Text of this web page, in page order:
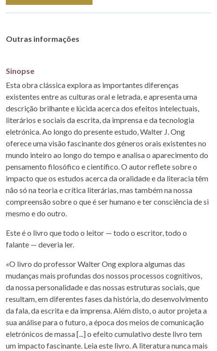
Outras informações
Sinopse
Esta obra clássica explora as importantes diferenças
existentes entre as culturas oral e letrada, e apresenta uma
descrição brilhante e lúcida acerca dos efeitos intelectuais,
literários e sociais da escrita, da imprensa e da tecnologia
eletrónica. Ao longo do presente estudo, Walter J. Ong
oferece uma visão fascinante dos géneros orais existentes no
mundo inteiro ao longo do tempo e analisa o aparecimento do
pensamento filosófico e científico. O autor reflete sobre o
impacto que os estudos acerca da oralidade e da literacia têm
não só na teoria e crítica literárias, mas também na nossa
compreensão sobre o que é ser humano e ter consciência de si
mesmo e do outro.
Este é o livro que todo o leitor — todo o escritor, todo o
falante — deveria ler.
«O livro do professor Walter Ong explora algumas das
mudanças mais profundas dos nossos processos cognitivos,
da nossa personalidade e das nossas estruturas sociais, que
resultam, em diferentes fases da história, do desenvolvimento
da fala, da escrita e da imprensa. Além disto, o autor projeta a
sua análise para o futuro, a época dos meios de comunicação
eletrónicos de massa [...] o efeito cumulativo deste livro tem
um impacto fascinante. Leia este livro. A literatura nunca mais